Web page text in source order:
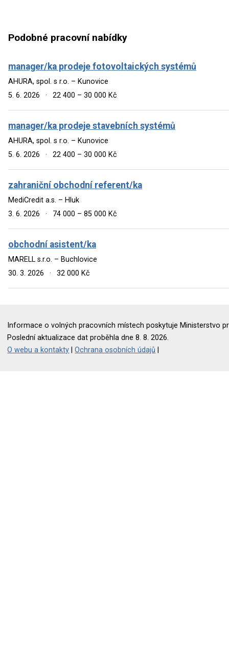
Podobné pracovní nabídky
manager/ka prodeje fotovoltaických systémů
AHURA, spol. s r.o. – Kunovice
5. 6. 2026
· 22 400 – 30 000 Kč
manager/ka prodeje stavebních systémů
AHURA, spol. s r.o. – Kunovice
5. 6. 2026
· 22 400 – 30 000 Kč
zahraniční obchodní referent/ka
MediCredit a.s. – Hluk
3. 6. 2026
· 74 000 – 85 000 Kč
obchodní asistent/ka
MARELL s.r.o. – Buchlovice
30. 3. 2026
· 32 000 Kč
Informace o volných pracovních místech poskytuje Ministerstvo
Poslední aktualizace dat proběhla dne 8. 8. 2026.
O webu a kontakty |Ochrana osobních údajů